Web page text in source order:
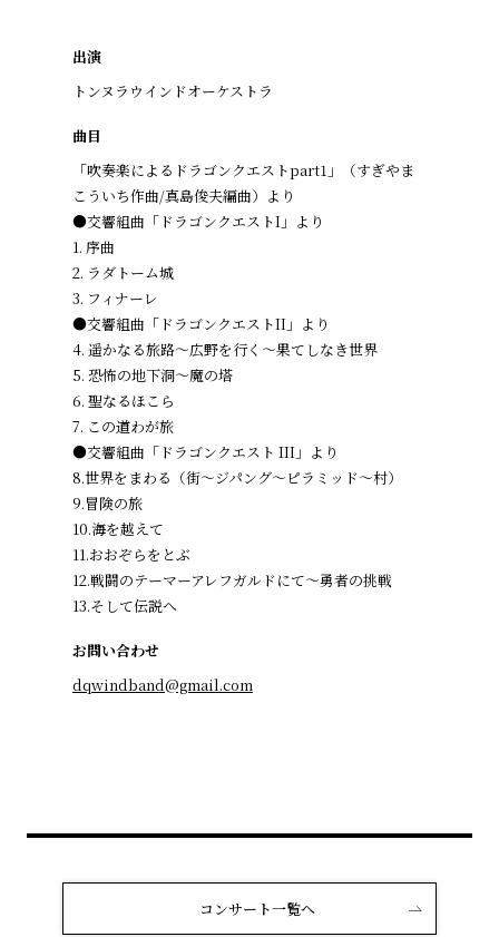
出演
トンヌラウインドオーケストラ
曲目
「吹奏楽によるドラゴンクエストpart1」（すぎやま
こういち作曲/真島俊夫編曲）より
●交響組曲「ドラゴンクエストI」より
1. 序曲
2. ラダトーム城
3. フィナーレ
●交響組曲「ドラゴンクエストII」より
4. 遥かなる旅路〜広野を行く～果てしなき世界
5. 恐怖の地下洞～魔の塔
6. 聖なるほこら
7. この道わが旅
●交響組曲「ドラゴンクエスト III」より
8.世界をまわる（街～ジパング～ピラミッド～村）
9.冒険の旅
10.海を越えて
11.おおぞらをとぶ
12.戦闘のテーマーアレフガルドにて〜勇者の挑戦
13.そして伝説へ
お問い合わせ
dqwindband@gmail.com
コンサート一覧へ